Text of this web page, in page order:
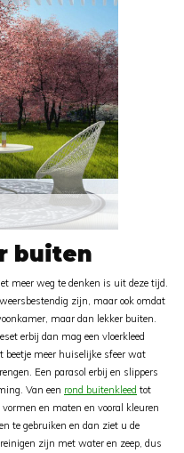
buiten
meer weg te denken is uit deze tijd.
zijn, maar ook omdat
maar dan lekker buiten.
erbij dan mag een vloerkleed
beetje meer huiselijke sfeer wat
Een parasol erbij en slippers
Van een rond buitenkleed tot
vormen en maten en vooral kleuren
te gebruiken en dan ziet u de
zijn met water en zeep, dus